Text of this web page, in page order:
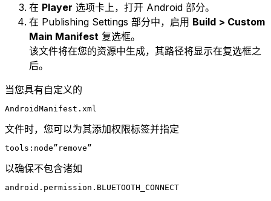
在 Player 选项卡上，打开 Android 部分。
在 Publishing Settings 部分中，启用 Build > Custom
Main Manifest 复选框。
该文件将在您的资源中生成，其路径将显示在复选框之
后。
当您具有自定义的
AndroidManifest.xml
文件时，您可以为其添加权限标签并指定
tools:node”remove”
以确保不包含诸如
android.permission.BLUETOOTH_CONNECT